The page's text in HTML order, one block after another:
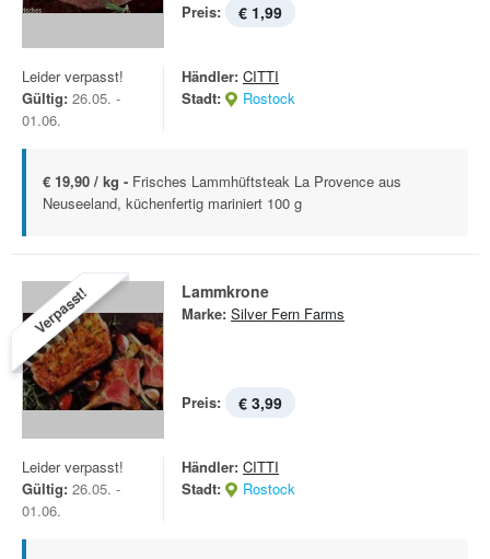
Preis: € 1,99
Leider verpasst!
Gültig: 26.05. -
01.06.
Händler: CITTI
Stadt:
Rostock
€ 19,90 / kg - Frisches Lammhüftsteak La Provence aus
Neuseeland, küchenfertig mariniert 100 g
Verpasst! Lammkrone
Marke: Silver Fern Farms
Preis: € 3,99
Leider verpasst!
Gültig: 26.05. -
01.06.
Händler: CITTI
Stadt:
Rostock